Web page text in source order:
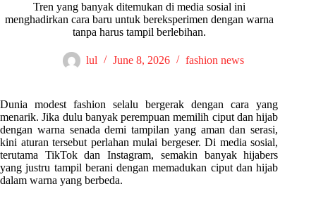
Tren yang banyak ditemukan di media sosial ini
menghadirkan cara baru untuk bereksperimen dengan warna
tanpa harus tampil berlebihan.
lul June 8, 2026 fashion news
Dunia modest fashion selalu bergerak dengan cara yang
menarik. Jika dulu banyak perempuan memilih ciput dan hijab
dengan warna senada demi tampilan yang aman dan serasi,
kini aturan tersebut perlahan mulai bergeser. Di media sosial,
terutama TikTok dan Instagram, semakin banyak hijabers
yang justru tampil berani dengan memadukan ciput dan hijab
dalam warna yang berbeda.